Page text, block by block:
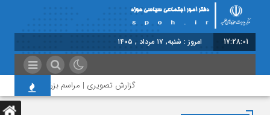
17:28:02 امروز : شنبه, ۱۷ مرداد , ۱۴۰۵
گزارش تصویری | مراسم بزرگداشت امام